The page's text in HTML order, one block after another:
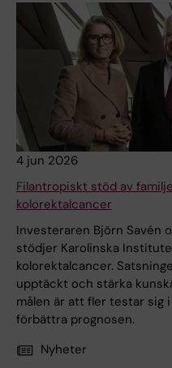
4 jun 2026
Filantropiskt stöd av
kolorektalcancer
Investeraren Björn Savén
stödjer Karolinska
kolorektalcancer.
upptäckt och stärka
målen är att fler testar sig
förbättra prognosen.
Nyheter